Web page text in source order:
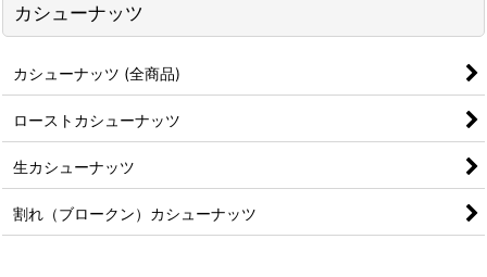
カシューナッツ
カシューナッツ (全商品)
ローストカシューナッツ
生カシューナッツ
割れ（ブロークン）カシューナッツ